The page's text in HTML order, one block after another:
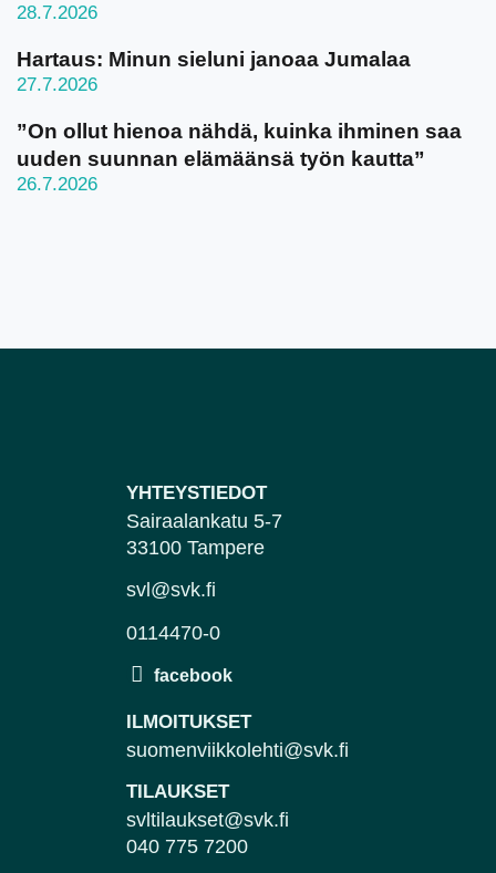
28.7.2026
Hartaus: Minun sieluni janoaa Jumalaa
27.7.2026
”On ollut hienoa nähdä, kuinka ihminen saa
uuden suunnan elämäänsä työn kautta”
26.7.2026
YHTEYSTIEDOT
Sairaalankatu 5-7
33100 Tampere
svl@svk.fi
0114470-0
ILMOITUKSET
suomenviikkolehti@svk.fi
TILAUKSET
svltilaukset@svk.fi
040 775 7200